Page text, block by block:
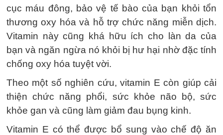
cục máu đông, bảo vệ tế bào của bạn khỏi tổn
thương oxy hóa và hỗ trợ chức năng miễn dịch.
Vitamin này cũng khá hữu ích cho làn da của
bạn và ngăn ngừa nó khỏi bị hư hại nhờ đặc tính
chống oxy hóa tuyệt vời.
Theo một số nghiên cứu, vitamin E còn giúp cải
thiện chức năng phổi, sức khỏe não bộ, sức
khỏe gan và cũng làm giảm đau bụng kinh.
Vitamin E có thể được bổ sung vào chế độ ăn